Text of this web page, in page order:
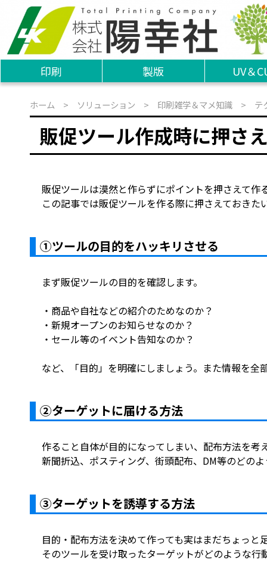
印刷 製版 UV＆
ホーム > ソリューション > 印刷雑学＆マメ知識 > テ
販促ツール作成時に押さ
販促ツールは漠然と作らずにポイントを押さえて作
この記事では販促ツールを作る際に押さえておきた
①ツールの目的をハッキリさせる
まず販促ツールの目的を確認します。
・商品や自社などの紹介のためなのか？
・新規オープンのお知らせなのか？
・セール等のイベント告知なのか？
など、「目的」を明確にしましょう。また情報を
②ターゲットに届ける方法
作ること自体が目的になってしまい、配布方法を
新聞折込、ポスティング、街頭配布、DM等のどの
③ターゲットを誘導する方法
目的・配布方法を決めて作っても実はまだちょっと
そのツールを受け取ったターゲットがどのような